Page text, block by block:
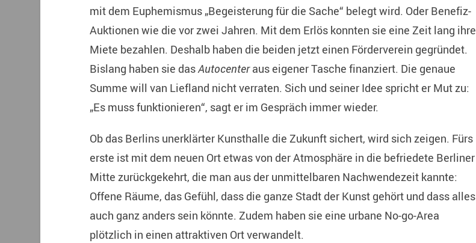
mit dem Euphemismus „Begeisterung für die Sache“ belegt wird. Oder Benefiz-
Auktionen wie die vor zwei Jahren. Mit dem Erlös konnten sie eine Zeit lang ihre
Miete bezahlen. Deshalb haben die beiden jetzt einen Förderverein gegründet.
Bislang haben sie dasAutocenteraus eigener Tasche finanziert. Die genaue
Summe will van Liefland nicht verraten. Sich und seiner Idee spricht er Mut zu:
„Es muss funktionieren“, sagt er im Gespräch immer wieder.
Ob das Berlins unerklärter Kunsthalle die Zukunft sichert, wird sich zeigen. Fürs
erste ist mit dem neuen Ort etwas von der Atmosphäre in die befriedete Berliner
Mitte zurückgekehrt, die man aus der unmittelbaren Nachwendezeit kannte:
Offene Räume, das Gefühl, dass die ganze Stadt der Kunst gehört und dass alles
auch ganz anders sein könnte. Zudem haben sie eine urbane No-go-Area
plötzlich in einen attraktiven Ort verwandelt.